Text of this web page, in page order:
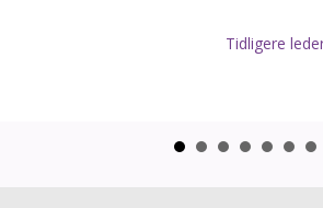
Tidligere